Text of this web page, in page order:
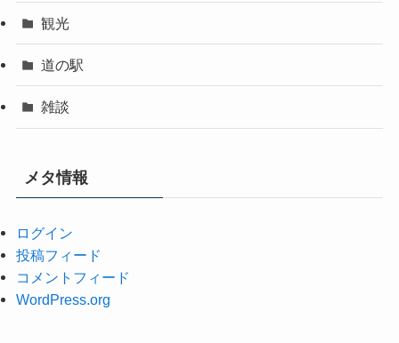
観光
道の駅
雑談
メタ情報
ログイン
投稿フィード
コメントフィード
WordPress.org